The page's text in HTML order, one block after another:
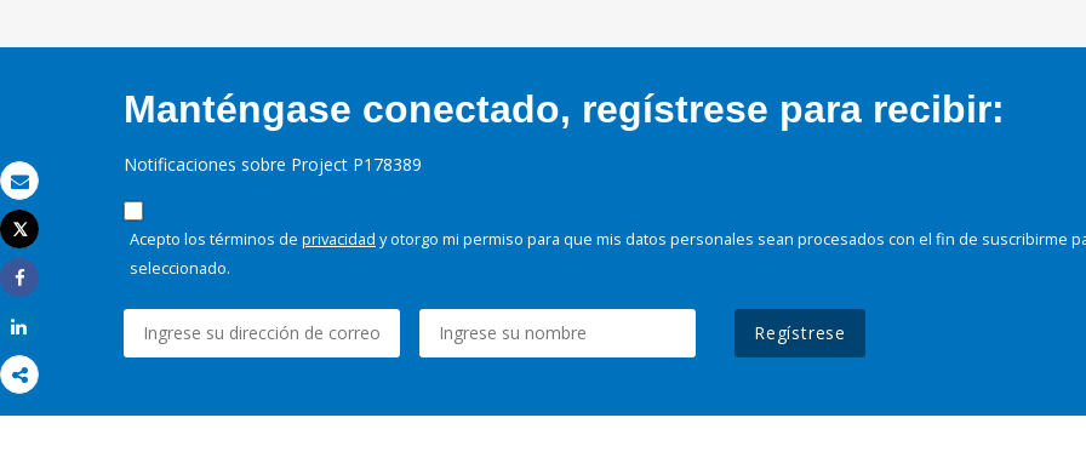
Correo electrónico
Imprimir
Tweet
Share
Manténgase conectado, regístrese para recibir:
Notificaciones sobre Project P178389
Acepto los términos de privacidad y otorgo mi permiso para que mis datos personales sean procesados con el fin de suscribirme
seleccionado.
Regístrese